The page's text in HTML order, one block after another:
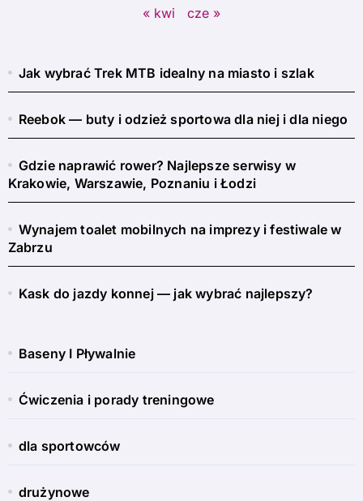
« kwi cze »
Jak wybrać Trek MTB idealny na miasto i szlak
Reebok — buty i odzież sportowa dla niej i dla niego
Gdzie naprawić rower? Najlepsze serwisy w
Krakowie, Warszawie, Poznaniu i Łodzi
Wynajem toalet mobilnych na imprezy i festiwale w
Zabrzu
Kask do jazdy konnej — jak wybrać najlepszy?
Baseny I Pływalnie
Ćwiczenia i porady treningowe
dla sportowców
drużynowe